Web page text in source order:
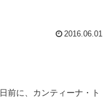
2016.06.01
前に、カンティーナ・ト